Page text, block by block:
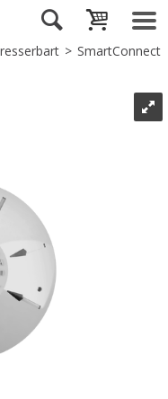
>SmartConnect